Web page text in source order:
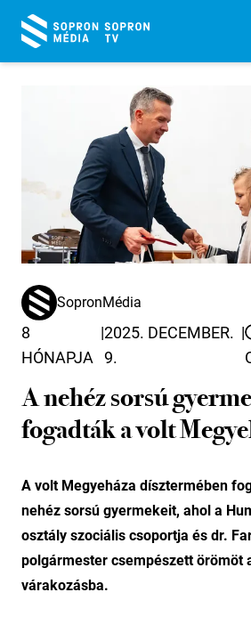
SopronMédia
8
HÓNAPJA
|2025. DECEMBER.
9.
|
A nehéz sorsú
fogadták a volt
A volt Megyeháza dísztermében
nehéz sorsú gyermekeit, ahol a
osztály szociális csoportja és dr.
polgármester csempészett örömöt
várakozásba.